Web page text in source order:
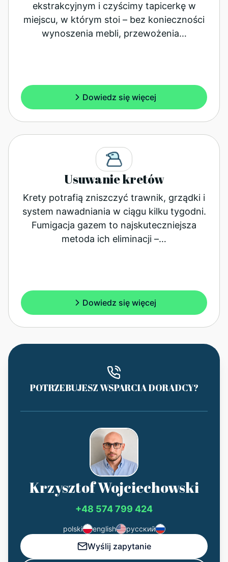
ekstrakcyjnym i czyścimy tapicerkę w
miejscu, w którym stoi – bez konieczności
wynoszenia mebli, przewożenia…
Dowiedz się więcej
Usuwanie kretów
Krety potrafią zniszczyć trawnik, grządki i
system nawadniania w ciągu kilku tygodni.
Fumigacja gazem to najskuteczniejsza
metoda ich eliminacji –…
Dowiedz się więcej
POTRZEBUJESZ WSPARCIA DORADCY?
Krzysztof Wojciechowski
+48 574 799 424
polski english русский
Wyślij zapytanie